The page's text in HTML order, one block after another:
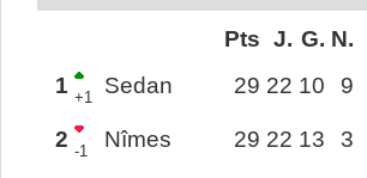
Pts J. G. N.
1 +1 Sedan 29 22 10 9
2 -1 Nîmes 29 22 13 3